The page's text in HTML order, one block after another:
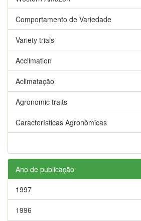
Comportamento de Variedade
Variety trials
Acclimation
Aclimatação
Agronomic traits
Características Agronômicas
Ano de publicação
1997
1996